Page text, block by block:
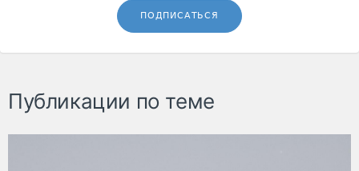
ПОДПИСАТЬСЯ
Публикации по теме